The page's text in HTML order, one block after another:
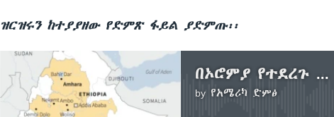
ዝርዝሩን ከተያያዘው የድምጽ ፋይል ያድምጡ፡፡
በኦሮምያ የተደረጉ ሰልፎች
by የአሜሪካ ድምፅ
No media source currently available